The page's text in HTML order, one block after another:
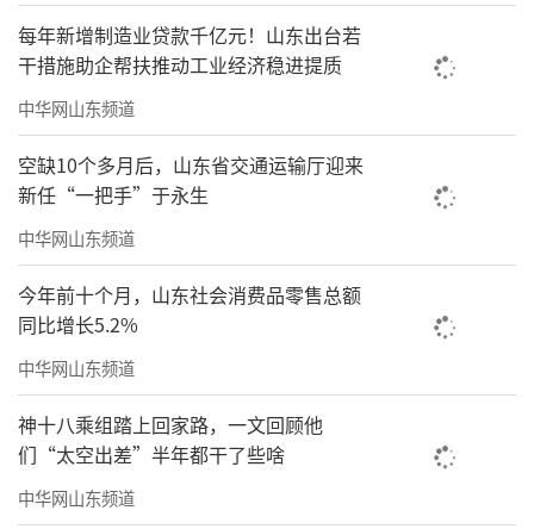
每年新增制造业贷款千亿元！山东出台若
干措施助企帮扶推动工业经济稳进提质
中华网山东频道
空缺10个多月后，山东省交通运输厅迎来
新任“一把手”于永生
中华网山东频道
今年前十个月，山东社会消费品零售总额
同比增长5.2%
中华网山东频道
神十八乘组踏上回家路，一文回顾他
们“太空出差”半年都干了些啥
中华网山东频道